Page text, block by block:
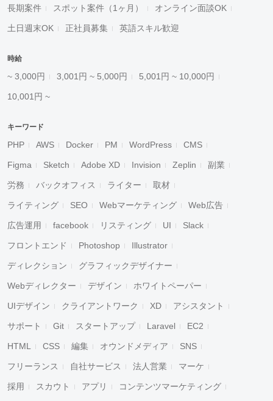
長期案件 スポット案件（1ヶ月） オンライン面談OK
土日週末OK 正社員募集 英語スキル歓迎
時給
~ 3,000円 3,001円 ~ 5,000円 5,001円 ~ 10,000円
10,001円 ~
キーワード
PHP AWS Docker PM WordPress CMS
Figma Sketch Adobe XD Invision Zeplin 副業
労務 バックオフィス ライター 取材
ライティング SEO Webマーケティング Web広告
広告運用 facebook リスティング UI Slack
フロントエンド Photoshop Illustrator
ディレクション グラフィックデザイナー
Webディレクター デザイン ホワイトペーパー
UIデザイン クライアントワーク XD アシスタント
サポート Git スタートアップ Laravel EC2
HTML CSS 編集 オウンドメディア SNS
フリーランス 自社サービス 法人営業 マーケ
採用 スカウト アプリ コンテンツマーケティング